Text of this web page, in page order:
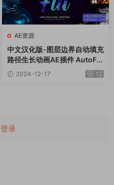
AE资源
中文汉化版-图层边界自动填充
路径生长动画AE插件 AutoFill
v2.0.2 Win
2024-12-17 12
登录